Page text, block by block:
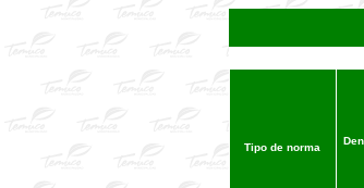
Tipo de norma